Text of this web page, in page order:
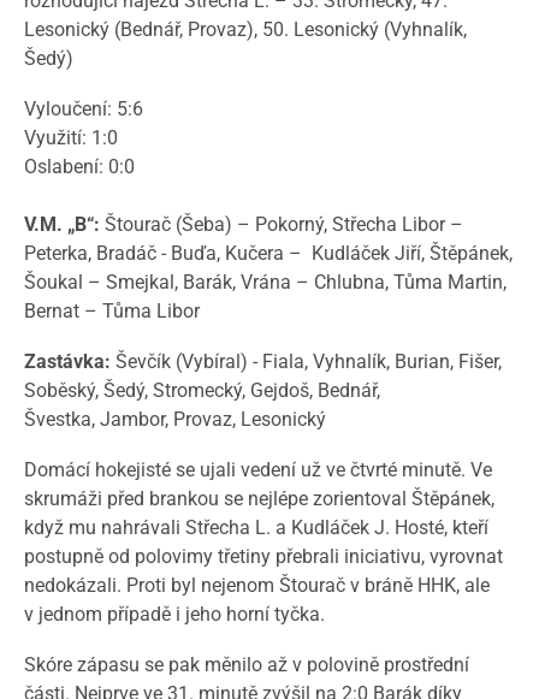
Lesonický (Bednář, Provaz), 50. Lesonický (Vyhnalík,
Šedý)
Vyloučení: 5:6
Využití: 1:0
Oslabení: 0:0
V.M. „B“: Štourač (Šeba) – Pokorný, Střecha Libor –
Peterka, Bradáč - Buďa, Kučera – Kudláček Jiří, Štěpánek,
Šoukal – Smejkal, Barák, Vrána – Chlubna, Tůma Martin,
Bernat – Tůma Libor
Zastávka: Ševčík (Vybíral) - Fiala, Vyhnalík, Burian, Fišer,
Soběský, Šedý, Stromecký, Gejdoš, Bednář,
Švestka, Jambor, Provaz, Lesonický
Domácí hokejisté se ujali vedení už ve čtvrté minutě. Ve
skrumáži před brankou se nejlépe zorientoval Štěpánek,
když mu nahrávali Střecha L. a Kudláček J. Hosté, kteří
postupně od polovimy třetiny přebrali iniciativu, vyrovnat
nedokázali. Proti byl nejenom Štourač v bráně HHK, ale
v jednom případě i jeho horní tyčka.
Skóre zápasu se pak měnilo až v polovině prostřední
části. Nejprve ve 31. minutě zvýšil na 2:0 Barák díky